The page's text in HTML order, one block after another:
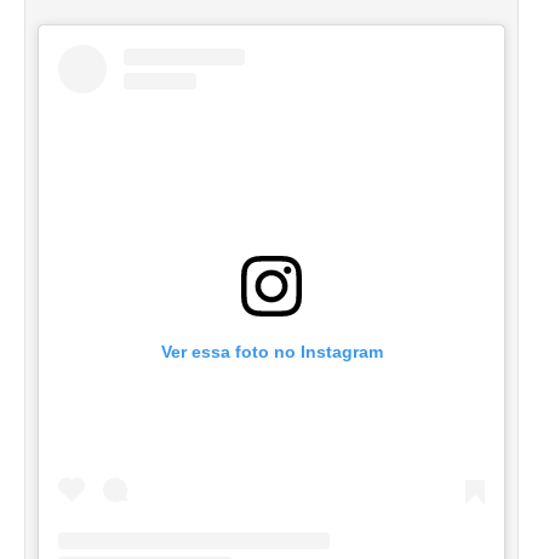
Ver essa foto no Instagram